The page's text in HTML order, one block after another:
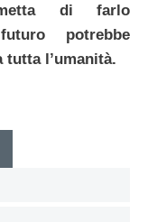
di farlo
potrebbe
l’umanità.